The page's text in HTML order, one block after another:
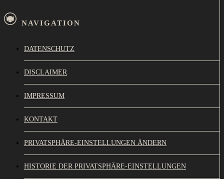
NAVIGATION
DATENSCHUTZ
DISCLAIMER
IMPRESSUM
KONTAKT
PRIVATSPHÄRE-EINSTELLUNGEN ÄNDERN
HISTORIE DER PRIVATSPHÄRE-EINSTELLUNGEN